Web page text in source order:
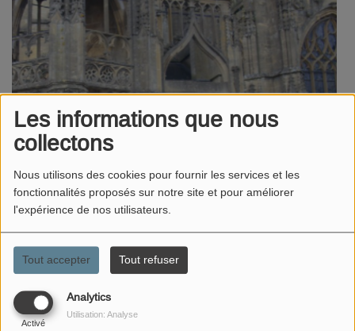
Les informations que nous
collectons
Nous utilisons des cookies pour fournir les services et les
fonctionnalités proposés sur notre site et pour améliorer
l'expérience de nos utilisateurs.
Tout accepter Tout refuser
Analytics
Activé
Utilisation: Analyse
reportages hebdomadaires consacrés au patrimoine local
du pays de Montmédy.